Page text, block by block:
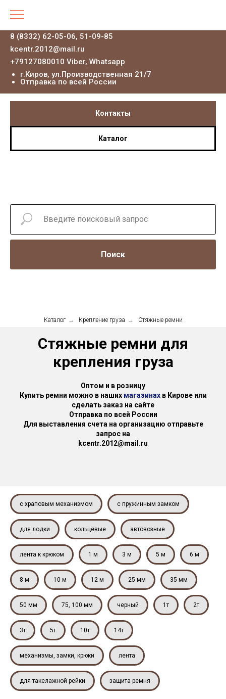
8 (8332) 62-05-06, 51-09-85
kcentr.2012@mail.ru
+79127080010 Viber, Whatsapp
г.Киров, ул.Производственная 21/7
Отправка по всей России
Контакты
Каталог
Поиск
Каталог → Крепление груза → Стяжные ремни
Стяжные ремни для
крепления груза
Оптом и в розницу
Купить ремни можно в наших магазинахв Кирове или
сделать заказ на сайте
Отправка по всей России
Для выставления счета на организацию отправьте
запрос на
kcentr.2012@mail.ru
с храповым механизмом с пружинным замком
для лодки кольцевые автовозные
лента к крюком 1 м 3 м 5 м 6 м
8 м 10 м 12 м 25 мм 35 мм
50 мм 75, 100 мм черный 1т 2т
3т 5т 10т 14т
механизмы, замки, крюки лента
для такелажной рейки защита ремня